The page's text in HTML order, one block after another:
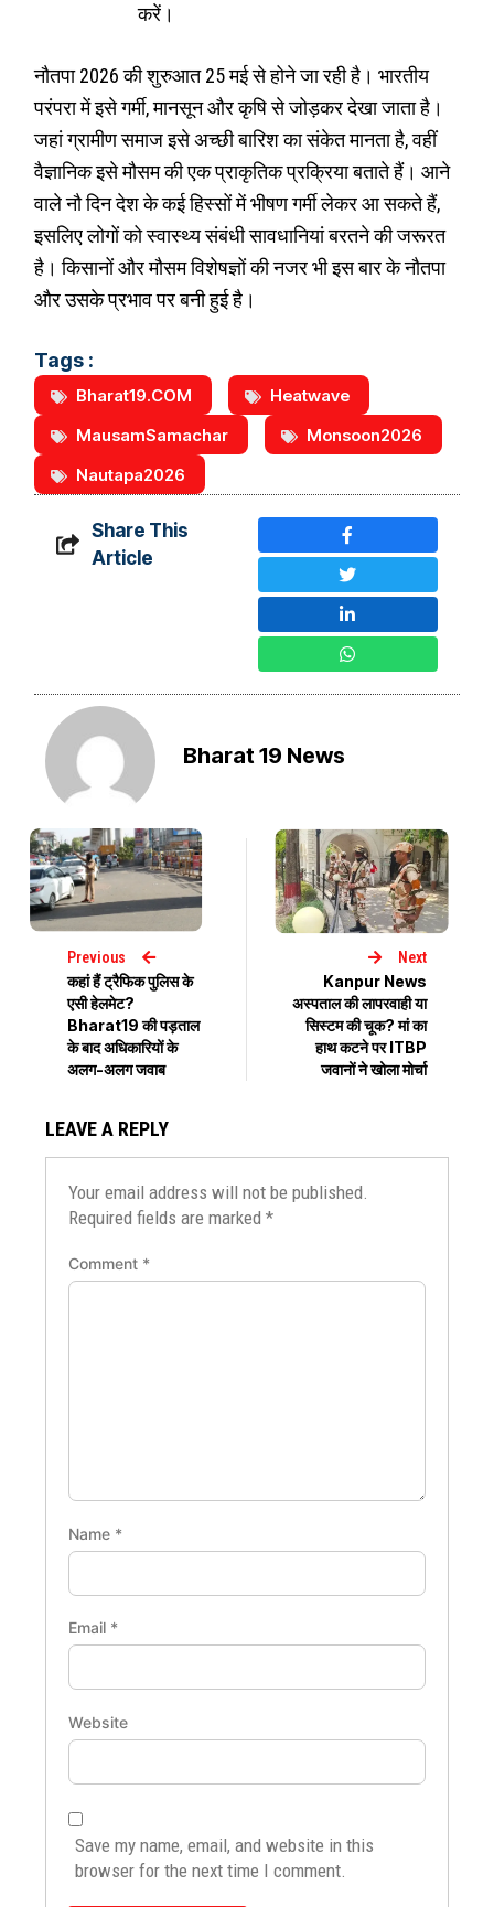
करें।
नौतपा 2026 की शुरुआत 25 मई से होने जा रही है। भारतीय
परंपरा में इसे गर्मी, मानसून और कृषि से जोड़कर देखा जाता है।
जहां ग्रामीण समाज इसे अच्छी बारिश का संकेत मानता है, वहीं
वैज्ञानिक इसे मौसम की एक प्राकृतिक प्रक्रिया बताते हैं। आने
वाले नौ दिन देश के कई हिस्सों में भीषण गर्मी लेकर आ सकते हैं,
इसलिए लोगों को स्वास्थ्य संबंधी सावधानियां बरतने की जरूरत
है। किसानों और मौसम विशेषज्ञों की नजर भी इस बार के नौतपा
और उसके प्रभाव पर बनी हुई है।
Tags :
Bharat19.COM
Heatwave
MausamSamachar
Monsoon2026
Nautapa2026
Share This
Article
Bharat 19 News
Previous
कहां हैं ट्रैफिक पुलिस के
एसी हेलमेट?
Bharat19 की पड़ताल
के बाद अधिकारियों के
अलग-अलग जवाब
Next
Kanpur News
अस्पताल की लापरवाही या
सिस्टम की चूक? मां का
हाथ कटने पर ITBP
जवानों ने खोला मोर्चा
LEAVE A REPLY
Your email address will not be published.
Required fields are marked*
Comment *
Name *
Email *
Website
Save my name, email, and website in this
browser for the next time I comment.